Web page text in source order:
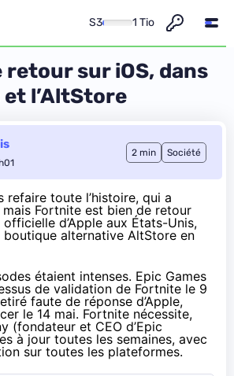
S3 1 Tio
sur iOS, dans
et l’AltStore
2 min Société
refaire toute l’histoire, qui a
Fortnite est bien de retour
d’Apple aux États-Unis,
boutique alternative AltStore en
étaient intenses. Epic Games
de validation de Fortnite le 9
faute de réponse d’Apple,
le 14 mai. Fortnite nécessite,
(fondateur et CEO d’Epic
à jour toutes les semaines, avec
sur toutes les plateformes.